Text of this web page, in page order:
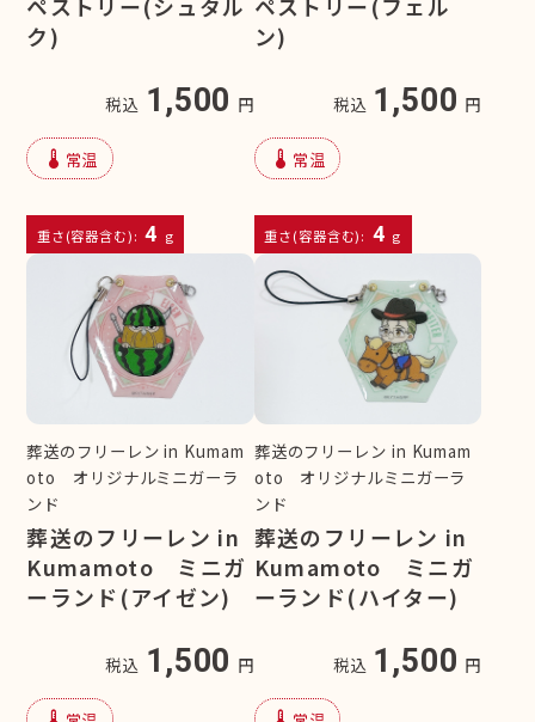
ペストリー(シュタル
ク)
税込 1,500 円
device_thermostat 常温
重さ(容器含む): 4 g
ペストリー(フェル
ン)
税込 1,500 円
device_thermostat 常温
重さ(容器含む): 4 g
葬送のフリーレン in Kumam
oto オリジナルミニガーラ
ンド
葬送のフリーレン in
Kumamoto ミニガ
ーランド(アイゼン)
税込 1,500 円
葬送のフリーレン in Kumam
oto オリジナルミニガーラ
ンド
葬送のフリーレン in
Kumamoto ミニガ
ーランド(ハイター)
税込 1,500 円